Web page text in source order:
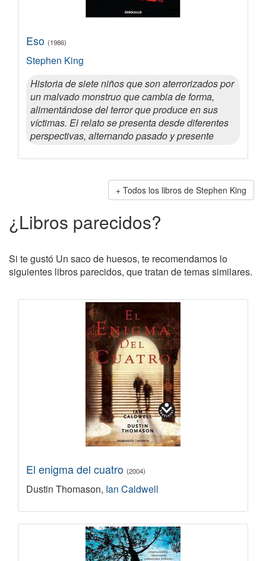
Eso (1986)
Stephen King
Historia de siete niños que son aterrorizados por
un malvado monstruo que cambia de forma,
alimentándose del terror que produce en sus
víctimas. El relato se presenta desde diferentes
perspectivas, alternando pasado y presente
Todos los libros de Stephen King
¿Libros parecidos?
Si te gustó Un saco de huesos, te recomendamos lo
siguientes libros parecidos, que tratan de temas similares.
El enigma del cuatro (2004)
Dustin Thomason, Ian Caldwell